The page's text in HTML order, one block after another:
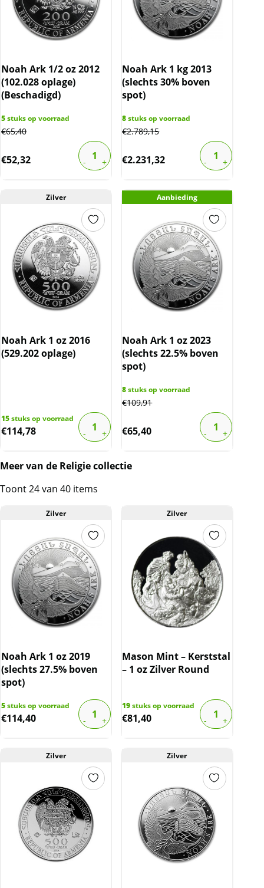
Noah Ark 1/2 oz 2012
(102.028 oplage)
(Beschadigd)
5stuks op voorraad
€65,40
€52,32
Noah Ark 1 kg 2013
(slechts 30% boven
spot)
8stuks op voorraad
€2.789,15
€2.231,32
Zilver
Noah Ark 1 oz 2016
(529.202 oplage)
15stuks op voorraad
€114,78
Aanbieding
Noah Ark 1 oz 2023
(slechts 22.5% boven
spot)
8stuks op voorraad
€109,91
€65,40
Meer van de Religie collectie
Toont 24 van 40 items
Zilver
Noah Ark 1 oz 2019
(slechts 27.5% boven
spot)
5stuks op voorraad
€114,40
Zilver
Mason Mint – Kerststal
– 1 oz Zilver Round
19stuks op voorraad
€81,40
Zilver Zilver